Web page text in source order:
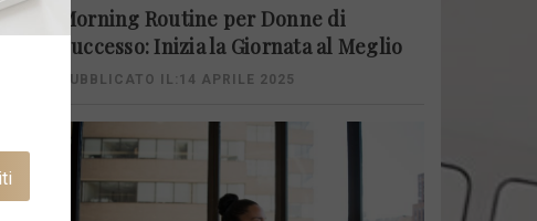
Morning Routine per Donne di
Successo: Inizia la Giornata al Meglio
PUBBLICATO IL:14 APRILE 2025